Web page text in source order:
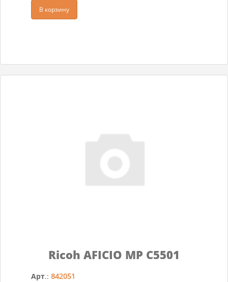
В корзину
Ricoh AFICIO MP C5501
Арт.: 842051